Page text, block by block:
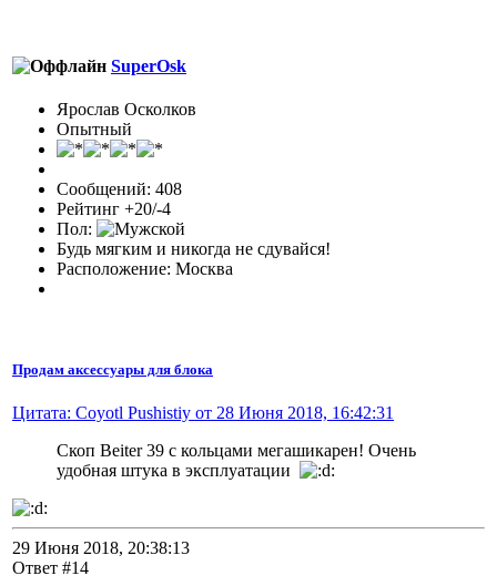
SuperOsk
Ярослав Осколков
Опытный
Сообщений: 408
Рейтинг +20/-4
Пол:
Будь мягким и никогда не сдувайся!
Расположение: Москва
Продам аксессуары для блока
Цитата: Coyotl Pushistiy от 28 Июня 2018, 16:42:31
Скоп Beiter 39 с кольцами мегашикарен! Очень
удобная штука в эксплуатации
29 Июня 2018, 20:38:13
Ответ #14